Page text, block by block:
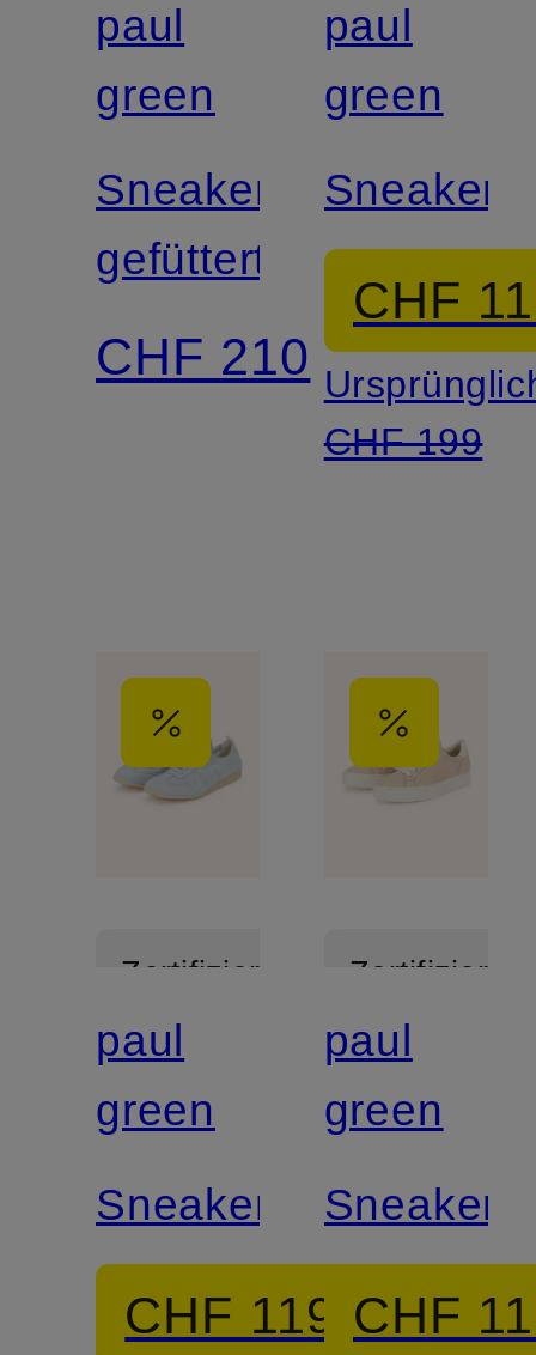
Zertifiziert
paul
green
Sneaker
gefüttert
CHF 210
paul
green
Sneaker
CHF
CHF 199
Zertifiziert
paul
green
Sneaker
CHF 119
Zertifiziert
paul
green
Sneaker
CHF